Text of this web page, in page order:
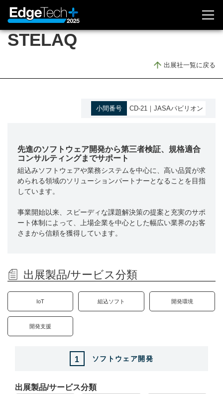
STELAQ
出展社一覧に戻る
小間番号 CD-21｜JASAパビリオン
先進のソフトウェア開発から第三者検証、規格適合
コンサルティングまでサポート
組込みソフトウェアや業務システムを中心に、高い品質が求
められる領域のソリューションパートナーとなることを目指
しています。
事業開始以来、スピーディな課題解決策の提案と充実のサポ
ート体制によって、上場企業を中心とした幅広い業界のお客
さまから信頼を獲得しています。
出展製品/サービス分類
IoT 組込ソフト 開発環境
開発支援
1 ソフトウェア開発
出展製品/サービス分類
委員会メンバー
アクセス
メディアスポンサー
出展社情報
出展社一覧／フロアレイアウト（会場MAP PDF）
プラス技術編
カンファレンス
ETロボコン2025 セミナープログラム
特別企画